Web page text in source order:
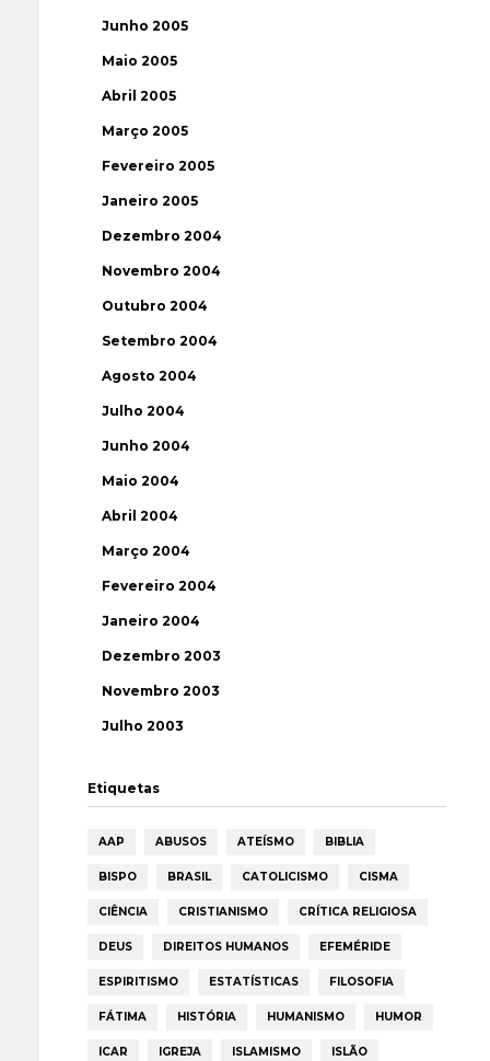
Junho 2005
Maio 2005
Abril 2005
Março 2005
Fevereiro 2005
Janeiro 2005
Dezembro 2004
Novembro 2004
Outubro 2004
Setembro 2004
Agosto 2004
Julho 2004
Junho 2004
Maio 2004
Abril 2004
Março 2004
Fevereiro 2004
Janeiro 2004
Dezembro 2003
Novembro 2003
Julho 2003
Etiquetas
AAP ABUSOS ATEÍSMO BIBLIA
BISPO BRASIL CATOLICISMO CISMA
CIÊNCIA CRISTIANISMO CRÍTICA RELIGIOSA
DEUS DIREITOS HUMANOS EFEMÉRIDE
ESPIRITISMO ESTATÍSTICAS FILOSOFIA
FÁTIMA HISTÓRIA HUMANISMO HUMOR
ICAR IGREJA ISLAMISMO ISLÃO